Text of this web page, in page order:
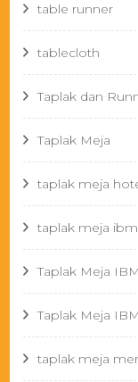
table runner
tablecloth
Taplak dan
Taplak Meja
taplak meja
taplak meja ibm
Taplak Meja
Taplak Meja
taplak meja